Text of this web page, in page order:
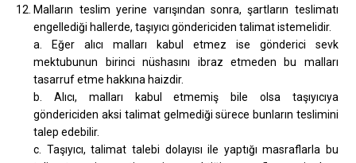
Malların teslim yerine varışından sonra, şartların teslimatı
engellediği hallerde, taşıyıcı göndericiden talimat istemelidir.
a. Eğer alıcı malları kabul etmez ise gönderici sevk
mektubunun birinci nüshasını ibraz etmeden bu malları
tasarruf etme hakkına haizdir.
b. Alıcı, malları kabul etmemiş bile olsa taşıyıcıya
göndericiden aksi talimat gelmediği sürece bunların teslimini
talep edebilir.
c. Taşıyıcı, talimat talebi dolayısı ile yaptığı masraflarla bu